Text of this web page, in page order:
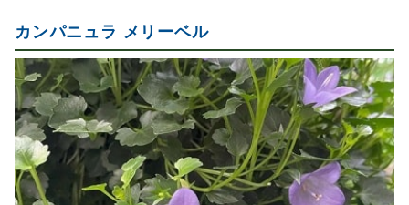
カンパニュラ メリーベル